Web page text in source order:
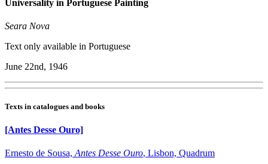
Universality in Portuguese Painting
Seara Nova
Text only available in Portuguese
June 22nd, 1946
Texts in catalogues and books
[Antes Desse Ouro]
Ernesto de Sousa,Antes Desse Ouro, Lisbon, Quadrum